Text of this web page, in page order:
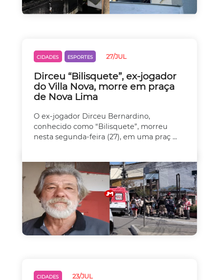
CIDADES ESPORTES 27/JUL
Dirceu “Bilisquete”, ex-jogador
do Villa Nova, morre em praça
de Nova Lima
O ex-jogador Dirceu Bernardino,
conhecido como “Bilisquete”, morreu
nesta segunda-feira (27), em uma praç ...
CIDADES 23/JUL